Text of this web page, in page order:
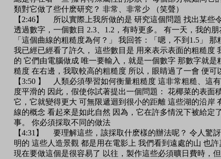
類對它做了些什麽研究？ 非常、非常少 （笑聲）
【2:46】 所以實際上我所做的是 研究這個問題 找出某些
透過數字，一個數目 2.3、1.2，有時更多。 有一天，我的
「這個曲線的粗糙度為何？」 我回答：「嗯，不到1.5」
我已經已經看了許久， 這些數目是 用來表示表面的粗糙度
的 它們由電腦做成 唯一要輸入，就是一個數字 那數字就
糙度 在右邊，我取較高的粗糙度 所以，眼睛過了一會 便
【3:50 】 人類必須學習如何衡量粗糙度 這非常粗糙、這
度平滑的 因此，假使你試著提出一個問題： 花椰菜的表面
它，它就變得更大 可無限遞迴到很小的距離 這些湖的沿岸
線的概念 看起來是如此自然 因為，它在許多情況下被給定
事。 你必須採取不同的做法
【4:31】 要理解這些，該採取什麽樣的辦法呢？ 令人驚
明的 這些人造景觀 都是用在電影上 我們看到遠處的山 也
現在要做這個是很容易了 以往，製作這些必須曠日費時，